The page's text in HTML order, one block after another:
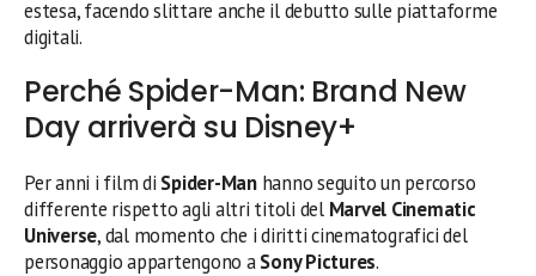
estesa, facendo slittare anche il debutto sulle piattaforme
digitali.
Perché Spider-Man: Brand New
Day arriverà su Disney+
Per anni i film di Spider-Manhanno seguito un percorso
differente rispetto agli altri titoli del Marvel Cinematic
Universe, dal momento che i diritti cinematografici del
personaggio appartengono aSony Pictures.